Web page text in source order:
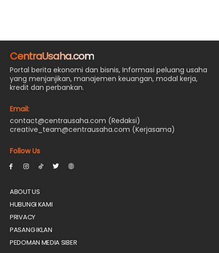
CentraUsaha.com
Portal berita ekonomi dan bisnis, Informasi peluang usaha
yang menjanjikan, manajemen keuangan, modal kerja,
kredit dan perbankan.
Email:
contact@centrausaha.com (Redaksi)
creative_team@centrausaha.com (Kerjasama)
Follow Us
ABOUT US
HUBUNGI KAMI
PRIVACY
PASANG IKLAN
PEDOMAN MEDIA SIBER